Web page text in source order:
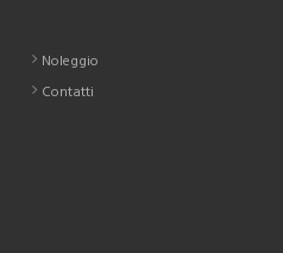
Noleggio
Contatti